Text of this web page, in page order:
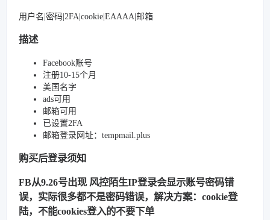
用户名|密码|2FA|cookie|EAAAA|邮箱
描述
Facebook账号
注册10-15个月
美国名字
ads可用
邮箱可用
已设置2FA
邮箱登录网址：tempmail.plus
购买后登录须知
FB从9.26号出现 风控陌生IP登录会显示账号密码错
误，实际很多都不是密码错误，解决方案：cookie登
陆，不能cookies登入的不要下单